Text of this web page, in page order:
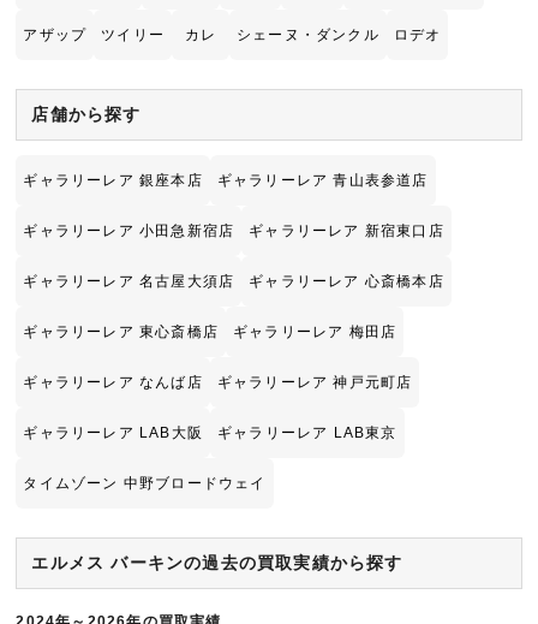
アザップ ツイリー カレ シェーヌ・ダンクル ロデオ
店舗から探す
ギャラリーレア 銀座本店 ギャラリーレア 青山表参道店
ギャラリーレア 小田急新宿店 ギャラリーレア 新宿東口店
ギャラリーレア 名古屋大須店 ギャラリーレア 心斎橋本店
ギャラリーレア 東心斎橋店 ギャラリーレア 梅田店
ギャラリーレア なんば店 ギャラリーレア 神戸元町店
ギャラリーレア LAB大阪 ギャラリーレア LAB東京
タイムゾーン 中野ブロードウェイ
エルメス バーキンの過去の買取実績から探す